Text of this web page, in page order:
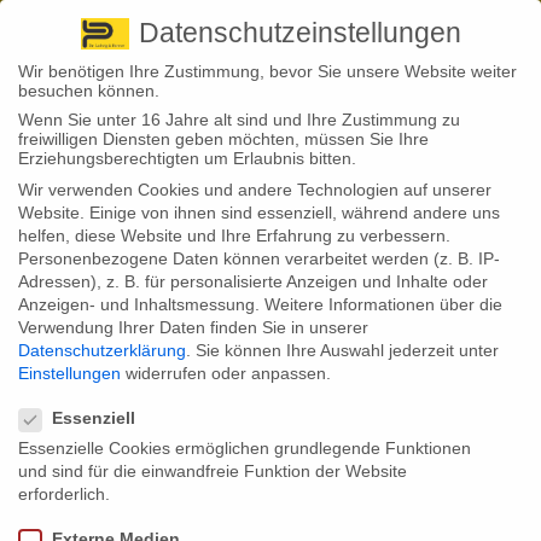
+ 49 3501 528571 |
Back to News
10
Dez.
Stephan Fröhlich
So stärken Sie Ihre
Altersvorsorge zum Jahresende
Zum Jahresende können viele Menschen ihre Altersvorsorge stärken.
Besonders wichtig ist das für Selbstständige.
Das Jahr neigt sich dem Ende zu und damit ergeben sich oft auch
ist das für Selbstständige. Denn sie unterliegen keiner gesetzlichen
Datenschutzeinstellungen
Wir benötigen Ihre Zustimmung, bevor Sie unsere Website weiter
besuchen können.
Wenn Sie unter 16 Jahre alt sind und Ihre Zustimmung zu
freiwilligen Diensten geben möchten, müssen Sie Ihre
Erziehungsberechtigten um Erlaubnis bitten.
Wir verwenden Cookies und andere Technologien auf unserer
Website. Einige von ihnen sind essenziell, während andere uns
helfen, diese Website und Ihre Erfahrung zu verbessern.
Personenbezogene Daten können verarbeitet werden (z. B. IP-
Adressen), z. B. für personalisierte Anzeigen und Inhalte oder
Anzeigen- und Inhaltsmessung. Weitere Informationen über die
Verwendung Ihrer Daten finden Sie in unserer
Datenschutzerklärung
Sie können Ihre Auswahl jederzeit unter
Einstellungen widerrufen oder anpassen.
Essenziell
Essenzielle Cookies ermöglichen grundlegende Funktionen
und sind für die einwandfreie Funktion der Website
erforderlich.